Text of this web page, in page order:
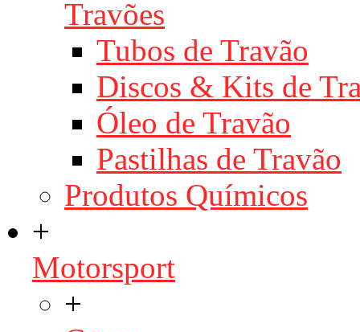
Travões
Tubos de Travão
Discos & Kits de
Óleo de Travão
Pastilhas de Travão
Produtos Químicos
+
Motorsport
+